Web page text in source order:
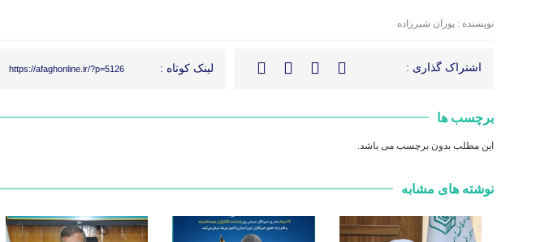
نویسنده : پوران شیرزاده
اشتراک گذاری : لینک کوتاه : https://afaghonline.ir/?p=5126
برچسب ها
این مطلب بدون برچسب می باشد.
نوشته های مشابه